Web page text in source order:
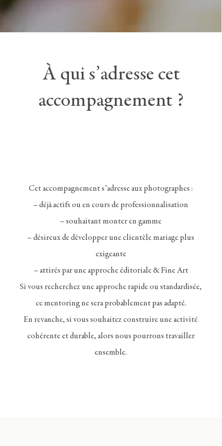
À qui s’adresse cet
accompagnement ?
Cet accompagnement s’adresse aux photographes :
– déjà actifs ou en cours de professionnalisation
– souhaitant monter en gamme
– désireux de développer une clientèle mariage plus
exigeante
– attirés par une approche éditoriale & Fine Art
Si vous recherchez une approche rapide ou standardisée,
ce mentoring ne sera probablement pas adapté.
En revanche, si vous souhaitez construire une activité
cohérente et durable, alors nous pourrons travailler
ensemble.